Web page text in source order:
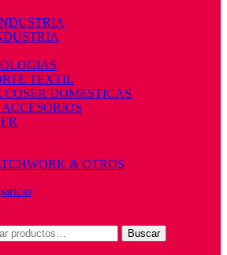
TEXTIL
DOMESTICAS
& OTROS
Buscar